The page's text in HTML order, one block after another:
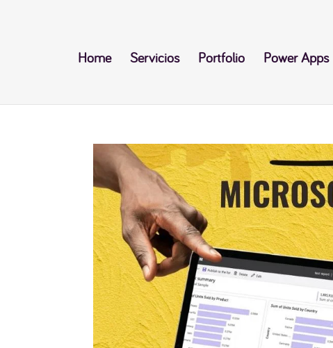
Home Servicios Portfolio Power Apps